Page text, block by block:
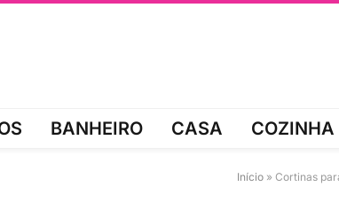
BANHEIRO CASA COZINHA
Início» Cortinas